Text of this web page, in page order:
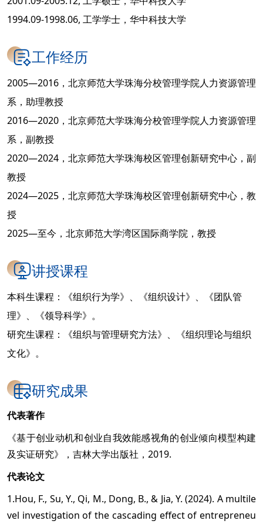
1994.09-1998.06, 工学学士，华中科技大学
工作经历
2005—2016，北京师范大学珠海分校管理学院人力资源管理
系，助理教授
2016—2020，北京师范大学珠海分校管理学院人力资源管理
系，副教授
2020—2024，北京师范大学珠海校区管理创新研究中心，副
教授
2024—2025，北京师范大学珠海校区管理创新研究中心，教
授
2025—至今，北京师范大学湾区国际商学院，教授
讲授课程
本科生课程：《组织行为学》、《组织设计》、《团队管
理》、《领导科学》。
研究生课程：《组织与管理研究方法》、《组织理论与组织
文化》。
研究成果
代表著作
《基于创业动机和创业自我效能感视角的创业倾向模型构建
及实证研究》，吉林大学出版社，2019.
代表论文
1.Hou, F., Su, Y., Qi, M., Dong, B., & Jia, Y. (2024). A multile
vel investigation of the cascading effect of entrepreneu